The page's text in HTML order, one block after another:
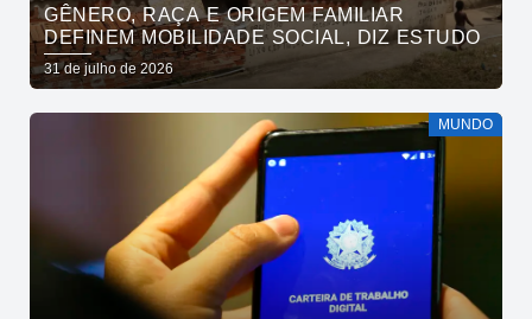
GÊNERO, RAÇA E ORIGEM FAMILIAR
DEFINEM MOBILIDADE SOCIAL, DIZ ESTUDO
31 de julho de 2026
MUNDO